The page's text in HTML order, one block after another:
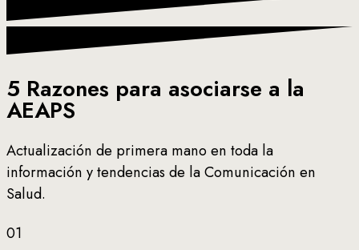
5 Razones para asociarse a la
AEAPS
Actualización de primera mano en toda la
información y tendencias de la Comunicación en
Salud.
01